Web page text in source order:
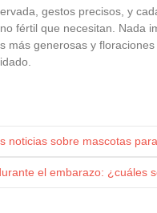
gestos precisos, y
fértil que necesitan. Nada
más generosas y
noticias sobre mascotas
el embarazo: ¿cuáles